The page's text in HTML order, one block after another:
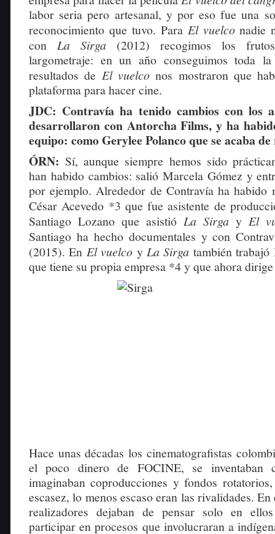
labor seria pero artesanal, y por eso fue una
reconocimiento que tuvo. Para El vuelconadie
con La Sirga (2012) recogimos los
largometraje: en un año conseguimos toda
resultados de El vuelconos mostraron que
plataforma para hacer cine.
JDC: Contravía ha tenido cambios con los
desarrollaron con Antorcha Films, y ha
equipo: como Gerylee Polanco que se acaba
ÓRN: Sí, aunque siempre hemos sido
han habido cambios: salió Marcela Gómez y
por ejemplo. Alrededor de Contravía ha habido
César Acevedo *3 que fue asistente de
Santiago Lozano que asistió La Sirga y El
Santiago ha hecho documentales y con
(2015). En El vuelco yLa Sirga también trabajó
que tiene su propia empresa *4 y que ahora
Hace unas décadas los cinematografistas
el poco dinero de FOCINE, se inventaban
imaginaban coproducciones y fondos
escasez, lo menos escaso eran las rivalidades.
realizadores dejaban de pensar solo en
participar en procesos que involucraran a